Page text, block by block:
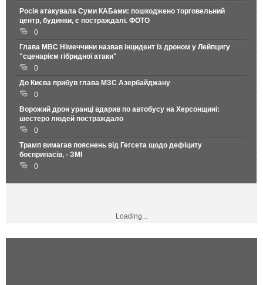
Росія атакувала Суми КАБами: пошкоджено торговельний
центр, будинки, є постраждалі. ФОТО
0
Глава МВС Німеччини назвав інцидент із дроном у Лейпцигу
"сценарієм гібридної атаки"
0
До Києва прибув глава МЗС Азербайджану
0
Ворожий дрон уранці вдарив по автобусу на Херсонщині:
шестеро людей постраждало
0
Трамп вимагав пояснень від Гегсета щодо дефіциту
боєприпасів, - ЗМІ
0
Loading...